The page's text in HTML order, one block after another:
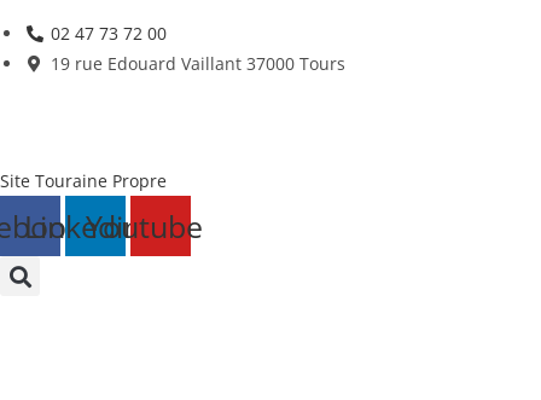
Skip
to
02 47 73 72 00
19 rue Edouard Vaillant 37000 Tours
Site Touraine Propre
LinkedinYoutube